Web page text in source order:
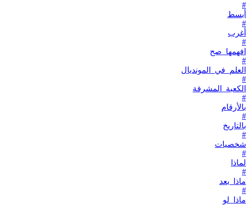
#
أبسط
#
أغرب
#
افهمها_صح
#
العلم_في_المونديال
#
الكعبة_المشرفة
#
بالأرقام
#
بالتاريخ
#
شخصيات
#
لماذا
#
ماذا_بعد
#
ماذا_لو